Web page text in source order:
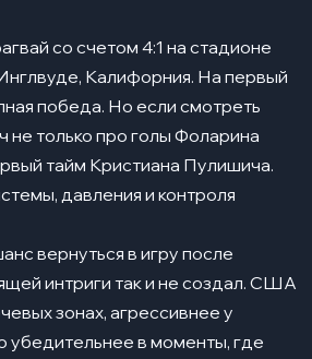
со счетом 4:1 на стадионе
Калифорния. На первый
победа. Но если смотреть
не только про голы Фоларина
тайм Кристиана Пулишича.
давления и контроля
вернуться в игру после
интриги так и не создал. США
зонах, агрессивнее у
убедительнее в моменты, где